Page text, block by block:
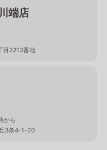
端店
目2213番地
から
3条4-1-20